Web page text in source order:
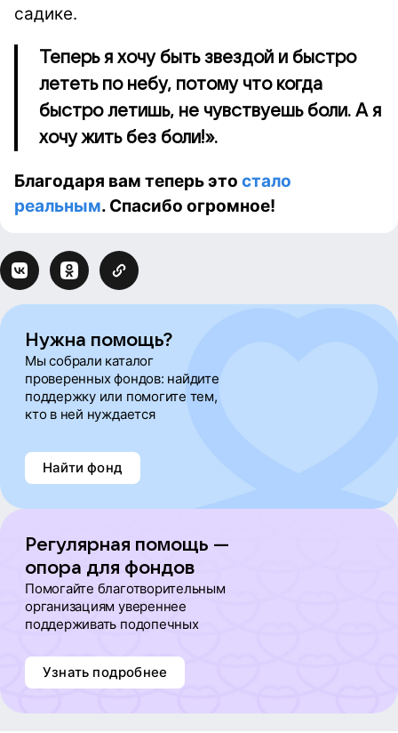
садике.
Теперь я хочу быть звездой и быстро
лететь по небу, потому что когда
быстро летишь, не чувствуешь боли. А я
хочу жить без боли!».
Благодаря вам теперь это стало
реальным. Спасибо огромное!
Нужна помощь?
Мы собрали каталог
проверенных фондов: найдите
поддержку или помогите тем,
кто в ней нуждается
Найти фонд
Регулярная помощь —
опора для фондов
Помогайте благотворительным
организациям увереннее
поддерживать подопечных
Узнать подробнее